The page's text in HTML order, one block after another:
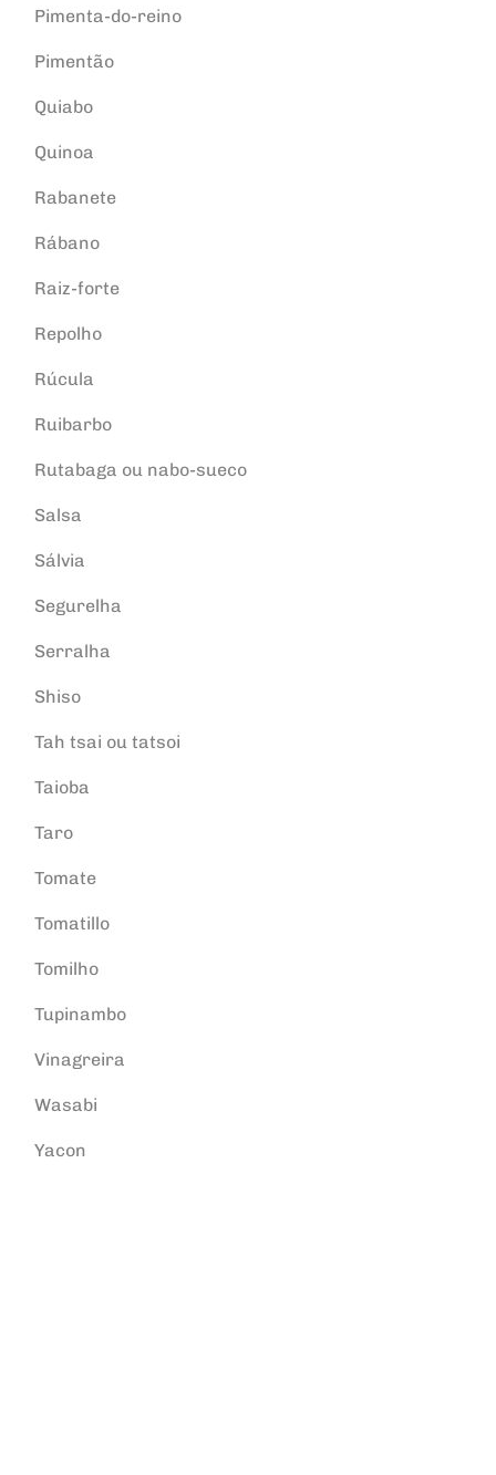
Pimenta-do-reino
Pimentão
Quiabo
Quinoa
Rabanete
Rábano
Raiz-forte
Repolho
Rúcula
Ruibarbo
Rutabaga ou nabo-sueco
Salsa
Sálvia
Segurelha
Serralha
Shiso
Tah tsai ou tatsoi
Taioba
Taro
Tomate
Tomatillo
Tomilho
Tupinambo
Vinagreira
Wasabi
Yacon